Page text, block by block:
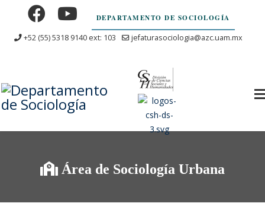
DEPARTAMENTO DE SOCIOLOGÍA
+52 (55) 5318 9140 ext: 103
jefaturasociologia@azc.uam.mx
Área de Sociología Urbana